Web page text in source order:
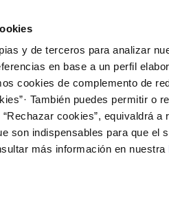
y de terceros para analizar
en base a un perfil
cookies de complemento de
También puedes permitir o
cookies”, equivaldrá
son indispensables para que el
más información en nuestra